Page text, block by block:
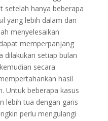
setelah hanya beberapa
yang lebih dalam dan
menyelesaikan
memperpanjang
dilakukan setiap bulan
secara
hasil
Untuk beberapa kasus
lebih tua dengan garis
perlu mengulangi